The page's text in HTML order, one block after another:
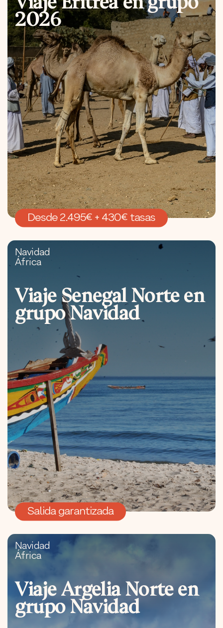
2026
Desde 2.495€ + 430€ tasas
Navidad
África
Viaje Senegal Norte en
grupo Navidad
Salida garantizada
Navidad
África
Viaje Argelia Norte en
grupo Navidad